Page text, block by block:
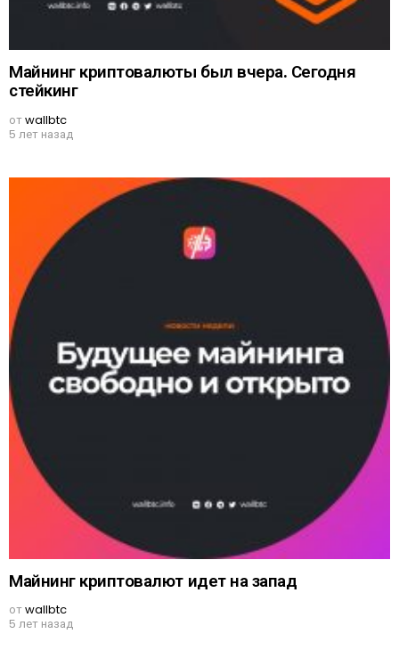
Майнинг криптовалюты был вчера. Сегодня
стейкинг
отwallbtc
5 лет назад
Майнинг криптовалют идет на запад
отwallbtc
5 лет назад